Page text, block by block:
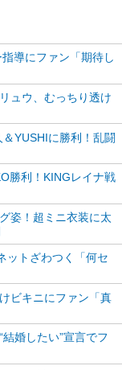
いう。注射を
トックスの効
のポージング！ブーツ
足（Takuji Yoshikura)
勢維持に必要
勢が改善され
とが多い。
導にファン「期待し
ュウ、むっちり透け
＆YUSHIに勝利！乱闘
勝利！KINGレイナ戦
姿！超ミニ衣装に太
ットざわつく「何セ
ビキニにファン「真
婚したい”宣言でフ